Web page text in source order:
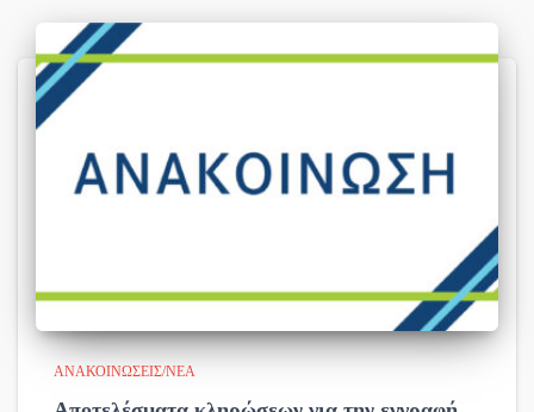
ΑΝΑΚΟΙΝΏΣΕΙΣ/ΝΈΑ